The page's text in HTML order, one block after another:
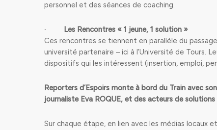
personnel et des séances de coaching.
∙
Les Rencontres « 1 jeune, 1 solution »
Ces rencontres se tiennent en parallèle du
université partenaire – ici à l’Université de Tours.
dispositifs qui les intéressent (insertion, emploi,
Reporters d’Espoirs monte à bord du Train avec
journaliste Eva ROQUE, et des acteurs de solutions
Sur chaque étape, en lien avec les médias locaux